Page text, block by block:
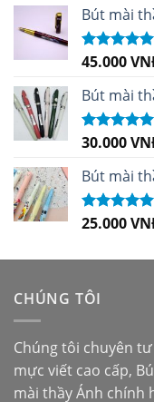
Bút mài
Được xếp
sao
45.000
Bút mài
Được xếp
sao
30.000
Bút mài
Được xếp
25.000
CHÚNG TÔI
Chúng tôi chuyên
mực viết cao cấp,
mài thầy Ánh chính